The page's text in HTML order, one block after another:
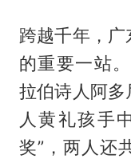
跨越千年，
的重要一站
拉伯诗人阿
人黄礼孩手
奖”，两人还